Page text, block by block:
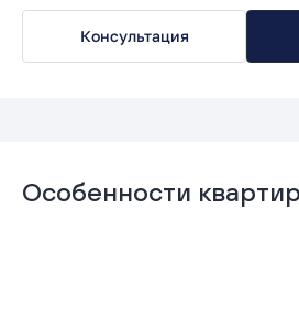
Консультация
Особенности квартир